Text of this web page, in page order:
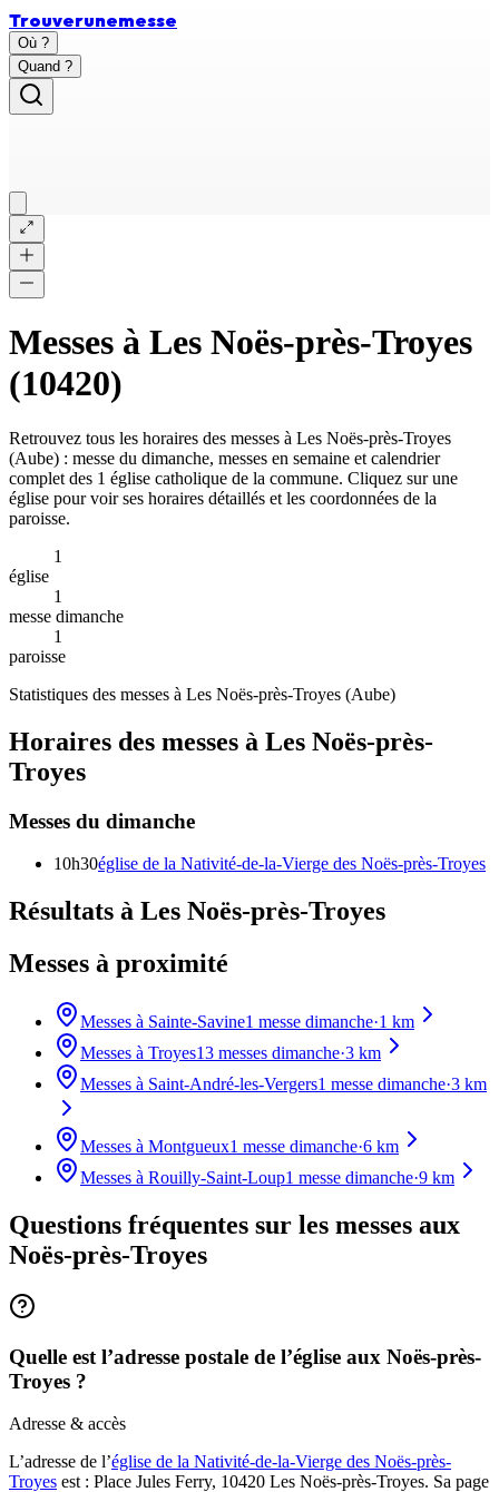
Trouverunemesse
Où ?
Quand ?
Messes à Les Noës-près-Troyes
(10420)
Retrouvez tous les horaires des messes à Les Noës-près-Troyes
(Aube) : messe du dimanche, messes en semaine et calendrier
complet des 1 église catholique de la commune. Cliquez sur une
église pour voir ses horaires détaillés et les coordonnées de la
paroisse.
1
église
1
messe dimanche
1
paroisse
Statistiques des messes à Les Noës-près-Troyes (Aube)
Horaires des messes à Les Noës-près-
Troyes
Messes du dimanche
10h30église de la Nativité-de-la-Vierge des Noës-près-Troyes
Résultats à Les Noës-près-Troyes
Messes à proximité
Messes à Sainte-Savine1 messe dimanche·1 km
Messes à Troyes13 messes dimanche·3 km
Messes à Saint-André-les-Vergers1 messe dimanche·3 km
Messes à Montgueux1 messe dimanche·6 km
Messes à Rouilly-Saint-Loup1 messe dimanche·9 km
Questions fréquentes sur les messes aux
Noës-près-Troyes
Quelle est l’adresse postale de l’église aux Noës-près-
Troyes ?
Adresse & accès
L’adresse de l’église de la Nativité-de-la-Vierge des Noës-près-
Troyes est : Place Jules Ferry, 10420 Les Noës-près-Troyes. Sa page